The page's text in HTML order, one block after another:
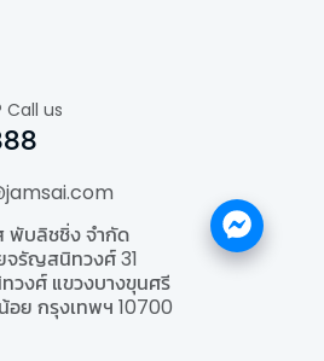
us
พับลิชชิ่ง จำกัด
รัญสนิทวงศ์ 31
งศ์ แขวงบางขุนศรี
อย กรุงเทพฯ 10700